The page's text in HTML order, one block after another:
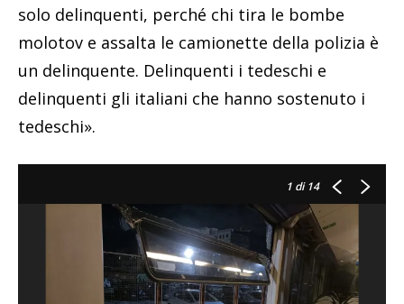
solo delinquenti, perché chi tira le bombe
molotov e assalta le camionette della polizia è
un delinquente. Delinquenti i tedeschi e
delinquenti gli italiani che hanno sostenuto i
tedeschi».
1 di 14